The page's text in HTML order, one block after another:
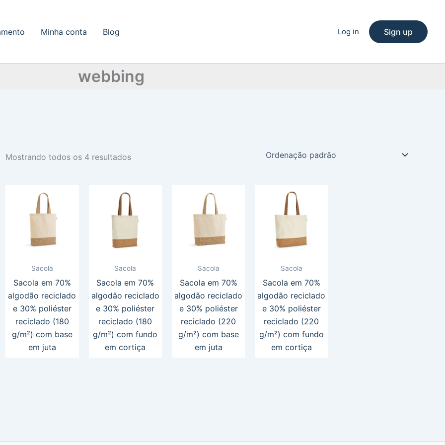
Minha conta Blog Log in Sign up
webbing
Mostrando todos os 4 resultados
Sacola
Sacola em 70%
algodão reciclado
e 30% poliéster
reciclado (180
g/m²) com base
em juta
Sacola
Sacola em 70%
algodão reciclado
e 30% poliéster
reciclado (180
g/m²) com fundo
em cortiça
Sacola
Sacola em 70%
algodão reciclado
e 30% poliéster
reciclado (220
g/m²) com base
em juta
Sacola
Sacola em 70%
algodão reciclado
e 30% poliéster
reciclado (220
g/m²) com fundo
em cortiça